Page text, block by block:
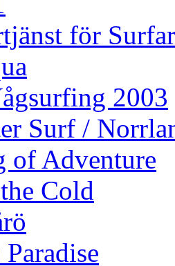
för
2003
Surf /
of Adventure
Cold